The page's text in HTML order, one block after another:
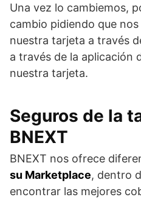
Una vez lo cambiemos,
cambio pidiendo que
nuestra tarjeta a través
a través de la aplicación
nuestra tarjeta.
Seguros de la
BNEXT
BNEXT nos ofrece
su Marketplace, dentro
encontrar las mejores